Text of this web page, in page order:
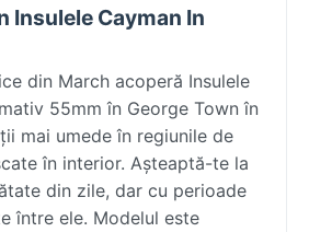
Insulele Cayman In
din March acoperă Insulele
55mm în George Town în
mai umede în regiunile de
în interior. Așteaptă-te la
din zile, dar cu perioade
între ele. Modelul este